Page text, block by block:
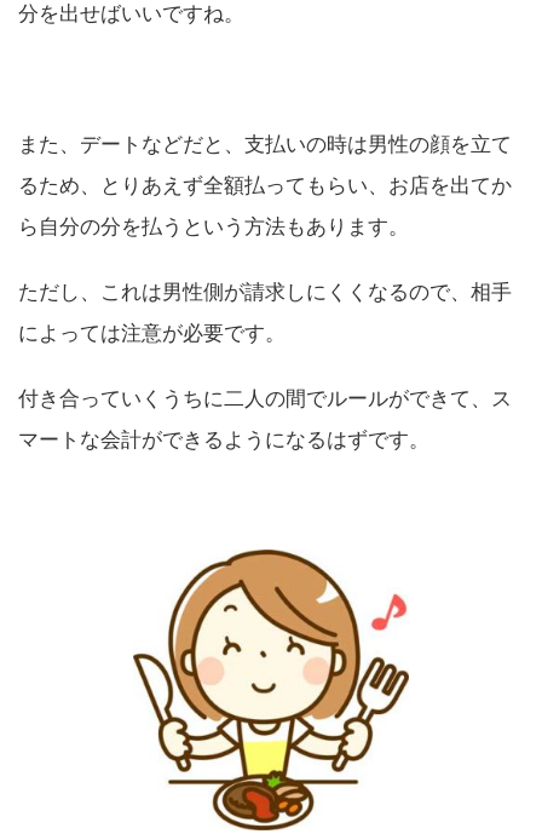
分を出せばいいですね。
また、デートなどだと、支払いの時は男性の顔を立て
るため、とりあえず全額払ってもらい、お店を出てか
ら自分の分を払うという方法もあります。
ただし、これは男性側が請求しにくくなるので、相手
によっては注意が必要です。
付き合っていくうちに二人の間でルールができて、ス
マートな会計ができるようになるはずです。